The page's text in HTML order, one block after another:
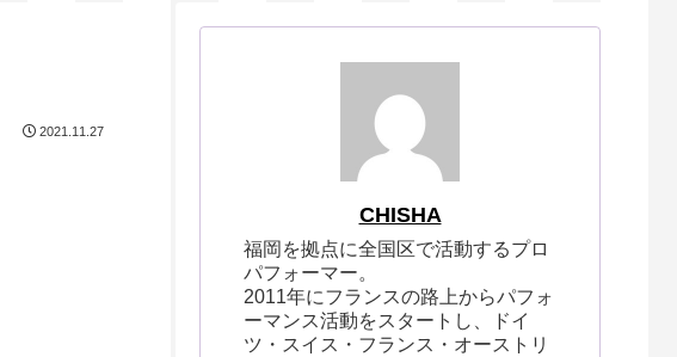
2021.11.27
CHISHA
福岡を拠点に全国区で活動するプロ
パフォーマー。
2011年にフランスの路上からパフォ
ーマンス活動をスタートし、ドイ
ツ・スイス・フランス・オーストリ